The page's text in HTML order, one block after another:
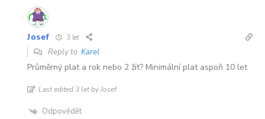
Josef 3 let
Reply to Karel
Průměrný plat a rok nebo 2 žít? Minimální plat aspoň 10 let
Last edited 3 let by Josef
Odpovědět